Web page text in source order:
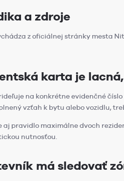
a zdroje
z oficiálnej stránky mesta
karta je
na konkrétne evidenčné
vzťah k bytu alebo vozidlu,
aj pravidlo maximálne dvoch
nutnosťou.
má sledovať